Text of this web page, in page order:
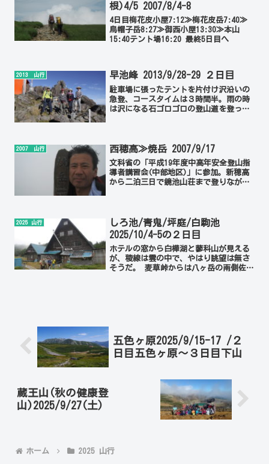
根)4/5 2007/8/4-8
4日目梅花皮小屋7:12≫梅花皮岳7:40≫
烏帽子岳8:27≫御西小屋13:30≫本山
15:40テント場16:20 最終5日目へ
2013 山行 早池峰 2013/9/28-29 ２日目
駐車場に張ったテントを片付け沢沿いの
急登、コースタイムは３時間半。雨の時
は沢になる石ゴロゴロの登山道を登って
...
2007 山行 西穂高≫焼岳 2007/9/17
文科省の「平成19年度中高年安全登山指
導者講習会(中部地区)」に参加。新穂高
から二泊三日で鏡池山荘まで登りながら
その足で焼岳に登った...
2025 山行
しろ池/青鬼/坪庭/白駒池
2025/10/4-5の２日目
ホテルの窓から白樺湖と蓼科山が見える
が、稜線は雲の中で、やはり眺望は無さ
そうだ。 麦草峠からは八ヶ岳の南側佐久
五色ヶ原2025/9/15-17 /２
日目五色ヶ原～３日目下山
蔵王山(秋の健康登
山)2025/9/27(土)
ホーム 2025 山行